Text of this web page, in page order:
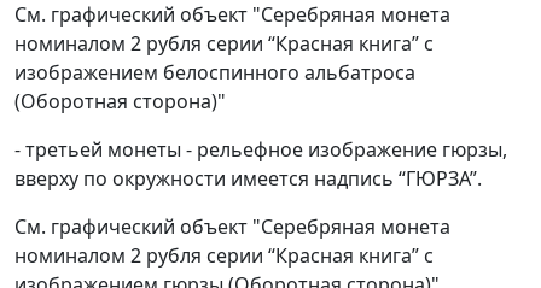
См. графический объект "Серебряная монета
номиналом 2 рубля серии “Красная книга” с
изображением белоспинного альбатроса
(Оборотная сторона)"
- третьей монеты - рельефное изображение гюрзы,
вверху по окружности имеется надпись “ГЮРЗА”.
См. графический объект "Серебряная монета
номиналом 2 рубля серии “Красная книга” с